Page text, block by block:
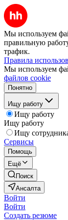
Мы используем
правильную
трафик.
Правила
Мы используем
файлов cookie
Понятно
Ищу работу
Ищу работу
Ищу работу
Ищу
Сервисы
Помощь
Ещё
Поиск
Ансалта
Войти
Войти
Создать резюме